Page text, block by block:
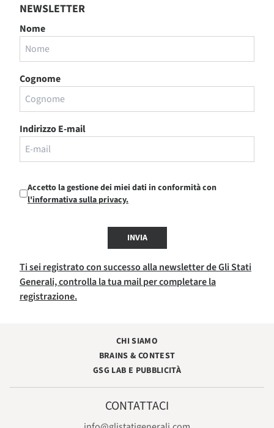
NEWSLETTER
Nome
Cognome
Indirizzo E-mail
Accetto la gestione dei miei dati in conformità con
l'informativa sulla privacy.
INVIA
Ti sei registrato con successo alla newsletter de Gli Stati
Generali, controlla la tua mail per completare la
registrazione.
CHI SIAMO
BRAINS & CONTEST
GSG LAB E PUBBLICITÀ
CONTATTACI